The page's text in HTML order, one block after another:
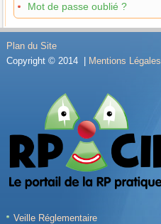
Mot de passe oublié ?
Plan du Site
Copyright © 2014 |
Mentions Légales
Veille Réglementaire